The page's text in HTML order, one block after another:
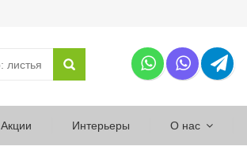
Акции Интерьеры О нас